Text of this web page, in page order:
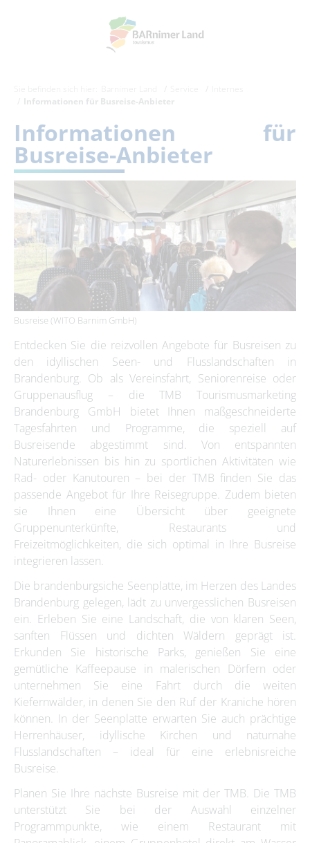
Informationen für Busreise-Anbieter
Informationen für
Busreise-Anbieter
Busreise (WITO Barnim GmbH)
Entdecken Sie die reizvollen Angebote für Busreisen zu
den idyllischen Seen- und Flusslandschaften in
Brandenburg. Ob als Vereinsfahrt, Seniorenreise oder
Gruppenausflug – die TMB Tourismusmarketing
Brandenburg GmbH bietet Ihnen maßgeschneiderte
Tagesfahrten und Programme, die speziell auf
Busreisende abgestimmt sind. Von entspannten
Naturerlebnissen bis hin zu sportlichen Aktivitäten wie
Rad- oder Kanutouren – bei der TMB finden Sie das
passende Angebot für Ihre Reisegruppe. Zudem bieten
sie Ihnen eine Übersicht über geeignete
Gruppenunterkünfte, Restaurants und
Freizeitmöglichkeiten, die sich optimal in Ihre Busreise
integrieren lassen.
Die brandenburgsiche Seenplatte, im Herzen des Landes
Brandenburg gelegen, lädt zu unvergesslichen Busreisen
ein. Erleben Sie eine Landschaft, die von klaren Seen,
sanften Flüssen und dichten Wäldern geprägt ist.
Erkunden Sie historische Parks, genießen Sie eine
gemütliche Kaffeepause in malerischen Dörfern oder
unternehmen Sie eine Fahrt durch die weiten
Kiefernwälder, in denen Sie den Ruf der Kraniche hören
können. In der Seenplatte erwarten Sie auch prächtige
Herrenhäuser, idyllische Kirchen und naturnahe
Flusslandschaften – ideal für eine erlebnisreiche
Busreise.
Planen Sie Ihre nächste Busreise mit der TMB. Die TMB
unterstützt Sie bei der Auswahl einzelner
Programmpunkte, wie einem Restaurant mit